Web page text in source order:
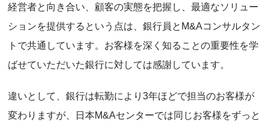
経営者と向き合い、顧客の実態を把握し、最適なソリュー
ションを提供するという点は、銀行員とM&Aコンサルタン
トで共通しています。お客様を深く知ることの重要性を学
ばせていただいた銀行に対しては感謝しています。
違いとして、銀行は転勤により3年ほどで担当のお客様が
変わりますが、日本M&Aセンターでは同じお客様をずっと